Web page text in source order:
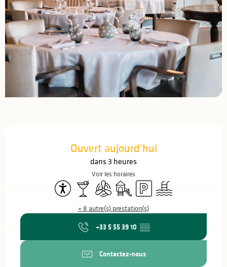
Ouvert aujourd'hui
dans 3 heures
Voir les horaires
AccessibilitéBar / BuvetteAir conditionné
Jeux pour enfants / Espace jeux
Parking Piscine
+ 8 autre(s) prestation(s)
+33 5 55 39 10 ▒▒
Contactez-nous